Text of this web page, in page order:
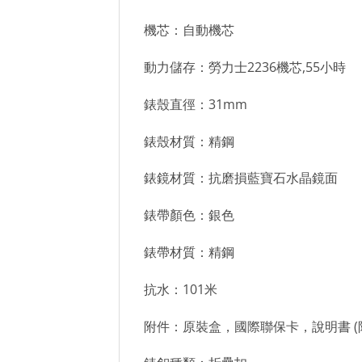
機芯：自動機芯
動力儲存：勞力士2236機芯,55小時
錶殼直徑：31mm
錶殼材質：精鋼
錶鏡材質：抗磨損藍寶石水晶鏡面
錶帶顏色：銀色
錶帶材質：精鋼
抗水：101米
附件：原裝盒，國際聯保卡，說明書 (